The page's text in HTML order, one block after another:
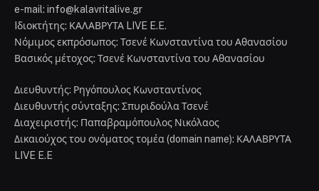
e-mail: info@kalavritalive.gr
Iδιοκτήτης: ΚΑΛΑΒΡΥΤΑ LIVE E.E.
Νόμιμος εκπρόσωπος: Τσενέ Κωνσταντίνα του Αθανασίου
Βασικός μέτοχος: Τσενέ Κωνσταντίνα του Αθανασίου
Διευθυντής: Ρηγόπουλος Κωνσταντίνος
Διευθυντής σύνταξης: Σπυριδούλα Τσενέ
Διαχειριστής: Παπαβραμόπουλος Νικόλαος
Δικαιούχος του ονόματος τομέα (domain name): ΚΑΛΑΒΡΥΤΑ
LIVE E.E